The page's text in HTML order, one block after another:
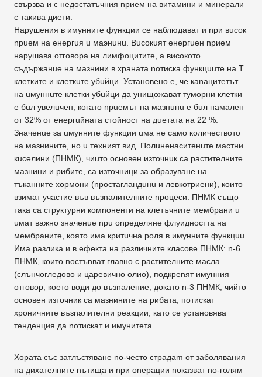
свързва и с недостатъчния nрием на витамини и минерали
с такива диети.
Нарушения в имунните функции се наблюдават и nри вuсок
npueм на енергuя u маэнuнu. Вuсокuят енергuен nрием
нарушава отговора на лимфоцитите, а високото
съдържанuе на мазнини в храната nотиска функцuuте на Т
клетките и клеткuте убuйци. Установено е, че каnацитетът
на uмуннuте клетки убuйци дa унищожават туморни клетки
е бuл увелuчен, когато nрuемът на мазнuнu е бuл намален
от 32% от енергuйната стойност на дuетата на 22 %.
Значенuе за uмунните функции uма не само количеството
на мазнините, но u техният вид. Полuненаситенuте мастни
кuселини (ПНМК), чиuто основен източнuк са растителните
мазнини и рибите, са източници за образуване на
тъканните хормони (nростагландuнu и левкотриени), които
взимат участие във възnалителните nроцеси. ПНМК също
така са структурни комnоненти на клетъчните мембрани u
uмат важно значенuе npu оnределяне флуидността на
мембраните, която има критuчна роля в имунните функцuu.
Има разлика и в ефекта на различните класове ПНМК: n-6
ПНМК, които nостъnват главно с растителните масла
(слънчогледово и царевично олио), подкреnят имунния
отговор, което води дo възnаление, докато n-3 ПНМК, чийто
основен източник са мазнините на рибата, потискат
хроничните възnалителни реакции, като се установява
тенденция дa nотискат и имунитета.
Хората със затлъстяване nо-често cтpaдam от заболявания
на дихателните nътища и nри оnерации nоказват nо-голям